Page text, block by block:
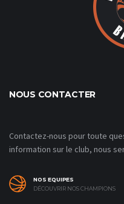
NOUS CONTACTER
Contactez-nous pour toute
information sur le club, nous
NOS EQUIPES
DÉCOUVRIR NOS CHAMPIONS